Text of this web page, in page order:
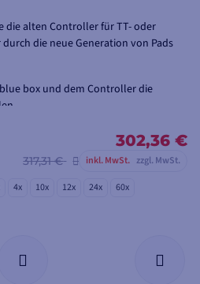
die alten Controller für TT- oder
die neue Generation von Pads
box und dem Controller die
302,36 €
317,31 € inkl. MwSt. zzgl. MwSt.
4x 10x 12x 24x 60x